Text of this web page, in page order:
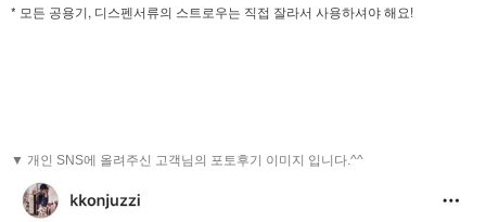
* 모든 공용기, 디스펜서류의 스트로우는 직접 잘라서 사용하셔야 해요!
▼ 개인 SNS에 올려주신 고객님의 포토후기 이미지 입니다.^^